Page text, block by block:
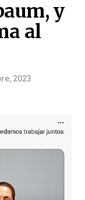
y
al
2023